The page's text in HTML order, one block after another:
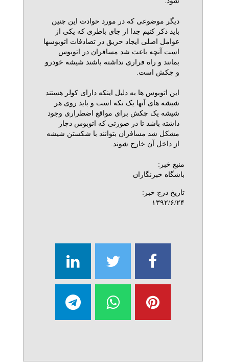
دیگر موضوعی که در مورد حوادث این چنین
باید ذکر کنیم جدا از جای باطری که یکی از
عوامل اصلی ایجاد حریق در تصادفات اتوبوسها
است آنچه باعث شد مسافران در اتوبوس
بمانند و راه فراری نداشته باشند شیشه خودرو
و چکش است.
این اتوبوس ها به دلیل اینکه دارای کولر هستند
شیشه های آنها یک تکه است و باید روی هر
شیشه یک چکش برای مواقع اضطراری وجود
داشته باشد تا در صورتی که اتوبوس دچار
مشکل شد مسافران بتوانند با شکستن شیشه
از داخل آن خارج شوند.
منبع خبر:
باشگاه خبرنگاران
تاریخ درج خبر:
۱۳۹۲/۶/۲۴